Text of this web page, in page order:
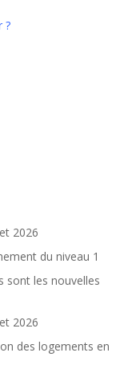
?
2026
du niveau 1
sont les nouvelles
2026
des logements en